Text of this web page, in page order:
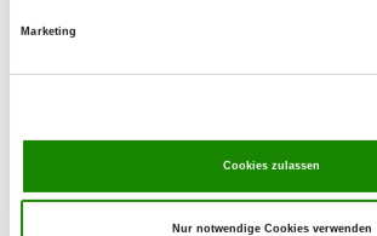
Marketing
Cookies zulassen
Nur notwendige Cookies verwenden
OG - Neunkirchen 1902
OG - Ommersheim/Saar e.V.
66399 Mandelbachtal-